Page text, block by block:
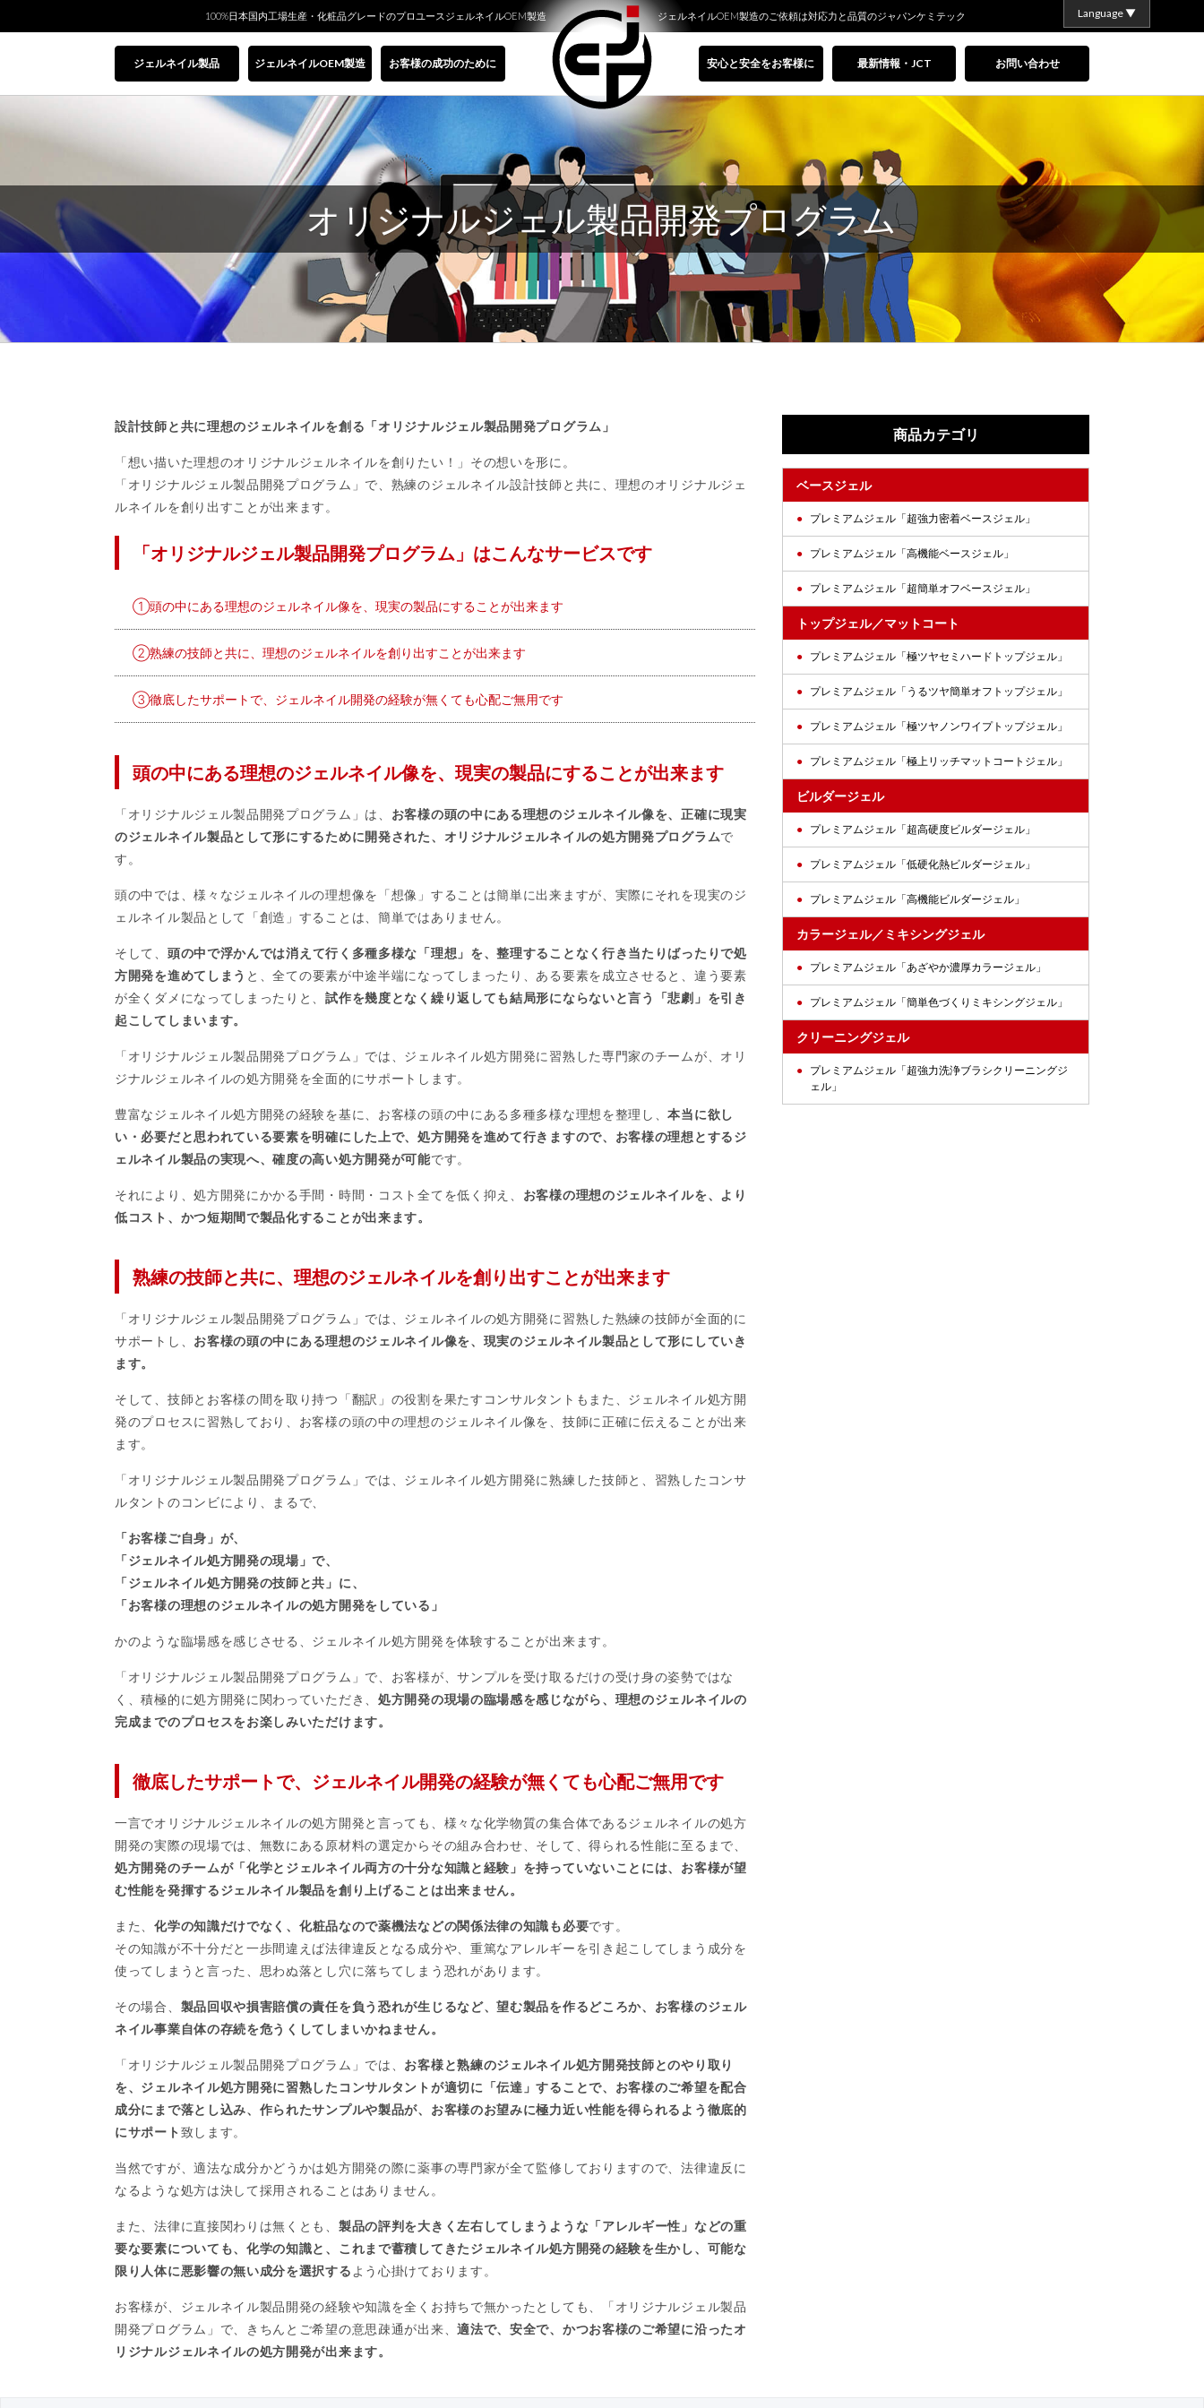
Language ▼
100%日本国内工場生産・化粧品グレードのプロユースジェルネイルOEM製造 ジェルネイルOEM製造のご依頼は対応力と品質のジャパンケミテック
ジェルネイル製品 ジェルネイルOEM製造 お客様の成功のために 安心と安全をお客様に 最新情報・JCT お問い合わせ
オリジナルジェル製品開発プログラム
設計技師と共に理想のジェルネイルを創る「オリジナルジェル製品開発プログラム」
「想い描いた理想のオリジナルジェルネイルを創りたい！」その想いを形に。
「オリジナルジェル製品開発プログラム」で、熟練のジェルネイル設計技師と共に、理想のオリジナルジェ
ルネイルを創り出すことが出来ます。
「オリジナルジェル製品開発プログラム」はこんなサービスです
①頭の中にある理想のジェルネイル像を、現実の製品にすることが出来ます
②熟練の技師と共に、理想のジェルネイルを創り出すことが出来ます
③徹底したサポートで、ジェルネイル開発の経験が無くても心配ご無用です
頭の中にある理想のジェルネイル像を、現実の製品にすることが出来ます
「オリジナルジェル製品開発プログラム」は、 お客様の頭の中にある理想のジェルネイル像を、正確に現実
のジェルネイル製品として形にするために開発された、オリジナルジェルネイルの処方開発プログラムで
す。
頭の中では、様々なジェルネイルの理想像を「想像」することは簡単に出来ますが、実際にそれを現実のジ
ェルネイル製品として「創造」することは、簡単ではありません。
そして、 頭の中で浮かんでは消えて行く多種多様な「理想」を、整理することなく行き当たりばったりで処
方開発を進めてしまう と、全ての要素が中途半端になってしまったり、ある要素を成立させると、違う要素
が全くダメになってしまったりと、試作を幾度となく繰り返しても結局形にならないと言う「悲劇」を引き
起こしてしまいます。
「オリジナルジェル製品開発プログラム」では、ジェルネイル処方開発に習熟した専門家のチームが、オリ
ジナルジェルネイルの処方開発を全面的にサポートします。
豊富なジェルネイル処方開発の経験を基に、お客様の頭の中にある多種多様な理想を整理し、本当に欲し
い・必要だと思われている要素を明確にした上で、処方開発を進めて行きますので、お客様の理想とするジ
ェルネイル製品の実現へ、確度の高い処方開発が可能です。
それにより、処方開発にかかる手間・時間・コスト全てを低く抑え、 お客様の理想のジェルネイルを、より
低コスト、かつ短期間で製品化することが出来ます。
熟練の技師と共に、理想のジェルネイルを創り出すことが出来ます
「オリジナルジェル製品開発プログラム」では、ジェルネイルの処方開発に習熟した熟練の技師が全面的に
サポートし、 お客様の頭の中にある理想のジェルネイル像を、現実のジェルネイル製品として形にしていき
ます。
そして、技師とお客様の間を取り持つ「翻訳」の役割を果たすコンサルタントもまた、ジェルネイル処方開
発のプロセスに習熟しており、お客様の頭の中の理想のジェルネイル像を、技師に正確に伝えることが出来
ます。
「オリジナルジェル製品開発プログラム」では、ジェルネイル処方開発に熟練した技師と、習熟したコンサ
ルタントのコンビにより、まるで、
「お客様ご自身」が、
「ジェルネイル処方開発の現場」で、
「ジェルネイル処方開発の技師と共」に、
「お客様の理想のジェルネイルの処方開発をしている」
かのような臨場感を感じさせる、ジェルネイル処方開発を体験することが出来ます。
「オリジナルジェル製品開発プログラム」で、お客様が、サンプルを受け取るだけの受け身の姿勢ではな
く、積極的に処方開発に関わっていただき、 処方開発の現場の臨場感を感じながら、理想のジェルネイルの
完成までのプロセスをお楽しみいただけます。
徹底したサポートで、ジェルネイル開発の経験が無くても心配ご無用です
一言でオリジナルジェルネイルの処方開発と言っても、様々な化学物質の集合体であるジェルネイルの処方
開発の実際の現場では、無数にある原材料の選定からその組み合わせ、そして、得られる性能に至るまで、
処方開発のチームが「化学とジェルネイル両方の十分な知識と経験」を持っていないことには、お客様が望
む性能を発揮するジェルネイル製品を創り上げることは出来ません。
また、化学の知識だけでなく、化粧品なので薬機法などの関係法律の知識も必要です。
その知識が不十分だと一歩間違えば法律違反となる成分や、重篤なアレルギーを引き起こしてしまう成分を
使ってしまうと言った、思わぬ落とし穴に落ちてしまう恐れがあります。
その場合、 製品回収や損害賠償の責任を負う恐れが生じるなど、望む製品を作るどころか、お客様のジェル
ネイル事業自体の存続を危うくしてしまいかねません。
「オリジナルジェル製品開発プログラム」では、 お客様と熟練のジェルネイル処方開発技師とのやり取り
を、ジェルネイル処方開発に習熟したコンサルタントが適切に「伝達」することで、お客様のご希望を配合
成分にまで落とし込み、作られたサンプルや製品が、お客様のお望みに極力近い性能を得られるよう徹底的
にサポート 致します。
当然ですが、適法な成分かどうかは処方開発の際に薬事の専門家が全て監修しておりますので、法律違反に
なるような処方は決して採用されることはありません。
また、法律に直接関わりは無くとも、 製品の評判を大きく左右してしまうような「アレルギー性」などの重
要な要素についても、化学の知識と、これまで蓄積してきたジェルネイル処方開発の経験を生かし、可能な
限り人体に悪影響の無い成分を選択する よう心掛けております。
お客様が、ジェルネイル製品開発の経験や知識を全くお持ちで無かったとしても、「オリジナルジェル製品
開発プログラム」で、きちんとご希望の意思疎通が出来、適法で、安全で、かつお客様のご希望に沿ったオ
リジナルジェルネイルの処方開発が出来ます。
商品カテゴリ
ベースジェル
プレミアムジェル「超強力密着ベースジェル」
プレミアムジェル「高機能ベースジェル」
プレミアムジェル「超簡単オフベースジェル」
トップジェル／マットコート
プレミアムジェル「極ツヤセミハードトップジェル」
プレミアムジェル「うるツヤ簡単オフトップジェル」
プレミアムジェル「極ツヤノンワイプトップジェル」
プレミアムジェル「極上リッチマットコートジェル」
ビルダージェル
プレミアムジェル「超高硬度ビルダージェル」
プレミアムジェル「低硬化熱ビルダージェル」
プレミアムジェル「高機能ビルダージェル」
カラージェル／ミキシングジェル
プレミアムジェル「あざやか濃厚カラージェル」
プレミアムジェル「簡単色づくりミキシングジェル」
クリーニングジェル
プレミアムジェル「超強力洗浄ブラシクリーニングジ
ェル」